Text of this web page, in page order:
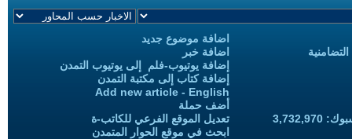
اضافة موضوع جديد
اضافة خبر
إضافة يوتيوب-فلم إلى يوتيوب التمدن
إضافة كتاب إلى مكتبة التمدن
Add new article - English
أضف حملة
تعديل الموقع الفرعي للكاتب-ة
ابحث في موقع الحوار المتمدن